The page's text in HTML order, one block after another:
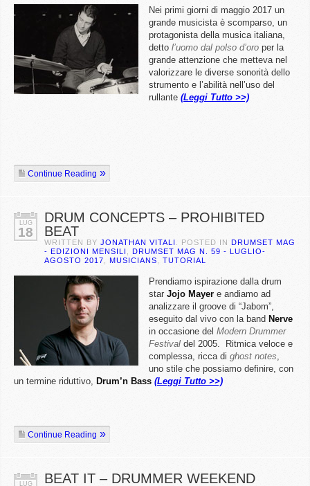
Nei primi giorni di maggio 2017 un
grande musicista è scomparso, un
protagonista della musica italiana,
detto l’uomo dal polso d’oro per la
grande attenzione che metteva nel
valorizzare le diverse sonorità dello
strumento e l’abilità nell’uso del
rullante (Leggi Tutto >>)
Continue Reading
LUG
18
DRUM CONCEPTS – PROHIBITED
BEAT
WRITTEN BY JONATHAN VITALI . POSTED IN DRUMSET MAG
- EDIZIONI MENSILI
DRUMSET MAG N. 59 - LUGLIO-
AGOSTO 2017
MUSICIANS TUTORIAL
Prendiamo ispirazione dalla drum
star Jojo Mayer e andiamo ad
analizzare il groove di “Jabom”,
eseguito dal vivo con la band Nerve
in occasione del Modern Drummer
Festival del 2005. Ritmica veloce e
complessa, ricca di ghost notes,
uno stile che possiamo definire, con
un termine riduttivo, Drum’n Bass (Leggi Tutto >>)
Continue Reading
LUG BEAT IT – DRUMMER WEEKEND